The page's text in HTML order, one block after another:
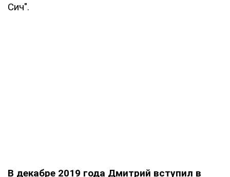
Сич".
В декабре 2019 года Дмитрий вступил в